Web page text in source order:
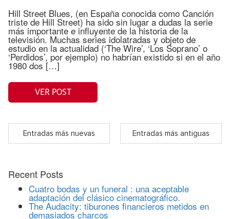
Hill Street Blues, (en España conocida como Canción
triste de Hill Street) ha sido sin lugar a dudas la serie
más importante e influyente de la historia de la
televisión. Muchas series idolatradas y objeto de
estudio en la actualidad (‘The Wire’, ‘Los Soprano’ o
‘Perdidos’, por ejemplo) no habrían existido si en el año
1980 dos […]
VER POST
Entradas más nuevas Entradas más antiguas
Recent Posts
Cuatro bodas y un funeral : una aceptable
adaptación del clásico cinematográfico.
The Audacity: tiburones financieros metidos en
demasiados charcos